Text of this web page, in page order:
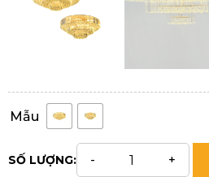
Mẫu
SỐ LƯỢNG: